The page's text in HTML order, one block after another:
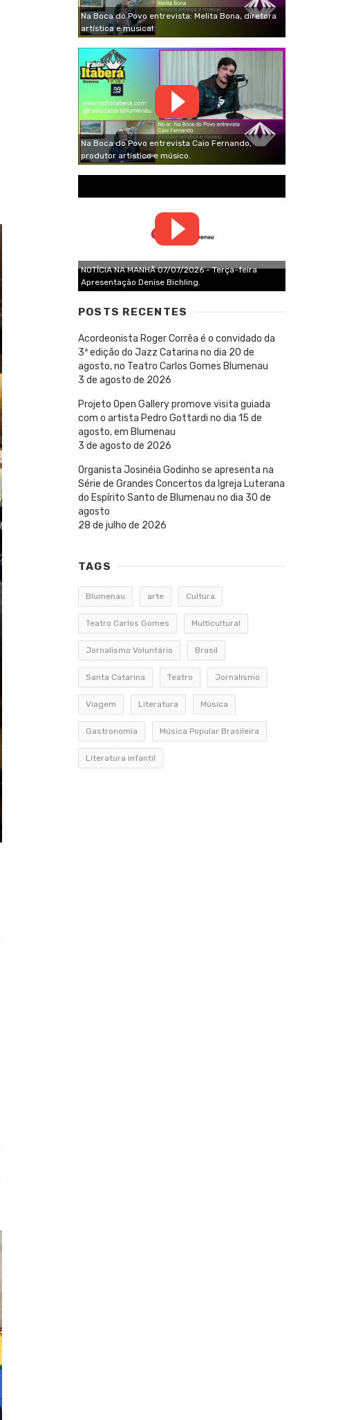
Na Boca do Povo entrevista: Melita Bona, diretora
artística e musical.
Na Boca do Povo entrevista Caio Fernando,
produtor artístico e músico.
NOTÍCIA NA MANHÃ 07/07/2026 - Terça-feira
Apresentação Denise Bichling.
POSTS RECENTES
Acordeonista Roger Corrêa é o convidado da
3ª edição do Jazz Catarina no dia 20 de
agosto, no Teatro Carlos Gomes Blumenau
3 de agosto de 2026
Projeto Open Gallery promove visita guiada
com o artista Pedro Gottardi no dia 15 de
agosto, em Blumenau
3 de agosto de 2026
Organista Josinéia Godinho se apresenta na
Série de Grandes Concertos da Igreja Luterana
do Espírito Santo de Blumenau no dia 30 de
agosto
28 de julho de 2026
TAGS
Blumenau arte Cultura
Teatro Carlos Gomes Multicultural
Jornalismo Voluntário Brasil
Santa Catarina Teatro Jornalismo
Viagem Literatura Música
Gastronomia Música Popular Brasileira
Literatura infantil